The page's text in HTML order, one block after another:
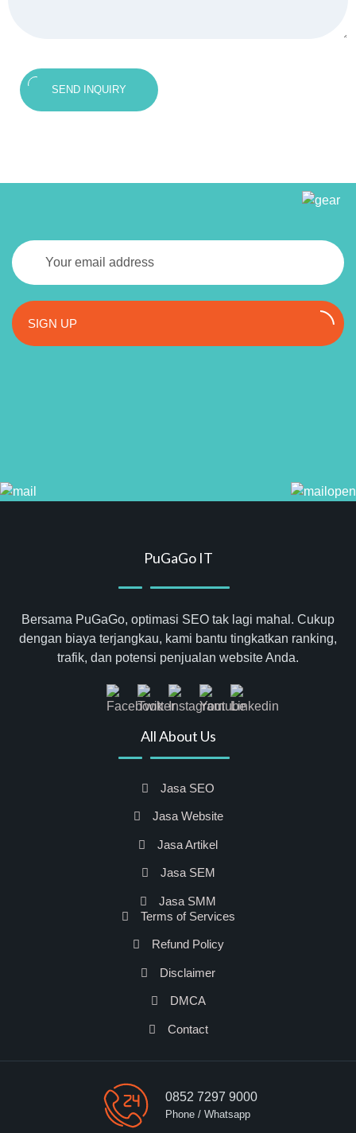
SEND INQUIRY
SIGN UP
PuGaGo IT
Bersama PuGaGo, optimasi SEO tak lagi mahal. Cukup
dengan biaya terjangkau, kami bantu tingkatkan ranking,
trafik, dan potensi penjualan website Anda.
All About Us
Jasa SEO
Jasa Website
Jasa Artikel
Jasa SEM
Jasa SMM
Terms of Services
Refund Policy
Disclaimer
DMCA
Contact
0852 7297 9000
Phone / Whatsapp